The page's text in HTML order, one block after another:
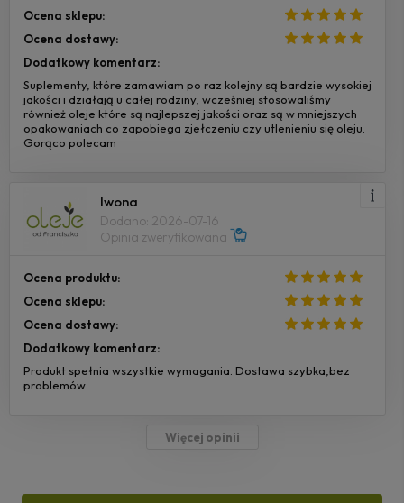
Ocena sklepu:
Ocena dostawy:
Dodatkowy komentarz:
Suplementy, które zamawiam po raz kolejny są bardzie wysokiej
jakości i działają u całej rodziny, wcześniej stosowaliśmy
również oleje które są najlepszej jakości oraz są w mniejszych
opakowaniach co zapobiega zjełczeniu czy utlenieniu się oleju.
Gorąco polecam
Iwona
Dodano: 2026-07-16
Opinia zweryfikowana
Ocena produktu:
Ocena sklepu:
Ocena dostawy:
Dodatkowy komentarz:
Produkt spełnia wszystkie wymagania. Dostawa szybka,bez
problemów.
Więcej opinii